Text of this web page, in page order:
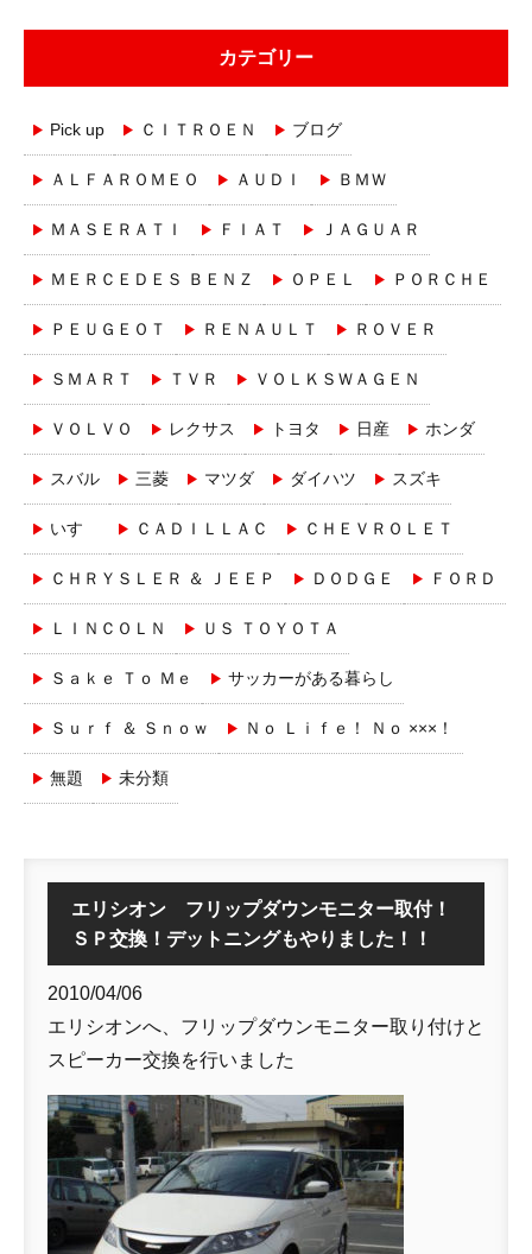
カテゴリー
Pick up ＣＩＴＲＯＥＮ ブログ
ＡＬＦＡＲＯＭＥＯ ＡＵＤＩ ＢＭＷ
ＭＡＳＥＲＡＴＩ ＦＩＡＴ ＪＡＧＵＡＲ
ＭＥＲＣＥＤＥＳ ＢＥＮＺ ＯＰＥＬ ＰＯＲＣＨＥ
ＰＥＵＧＥＯＴ ＲＥＮＡＵＬＴ ＲＯＶＥＲ
ＳＭＡＲＴ ＴＶＲ ＶＯＬＫＳＷＡＧＥＮ
ＶＯＬＶＯ レクサス トヨタ 日産 ホンダ
スバル 三菱 マツダ ダイハツ スズキ
いすゞ ＣＡＤＩＬＬＡＣ ＣＨＥＶＲＯＬＥＴ
ＣＨＲＹＳＬＥＲ ＆ ＪＥＥＰ ＤＯＤＧＥ ＦＯＲＤ
ＬＩＮＣＯＬＮ ＵＳ ＴＯＹＯＴＡ
Ｓａｋｅ Ｔｏ Ｍｅ サッカーがある暮らし
Ｓｕｒｆ ＆ Ｓｎｏｗ Ｎｏ Ｌｉｆｅ！ Ｎｏ ×××！
無題 未分類
エリシオン フリップダウンモニター取付！
ＳＰ交換！デットニングもやりました！！
2010/04/06
エリシオンへ、フリップダウンモニター取り付けと
スピーカー交換を行いました